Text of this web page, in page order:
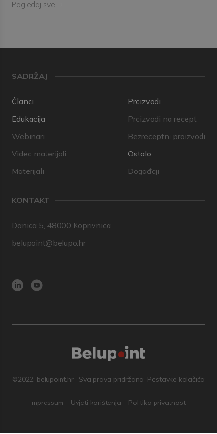
Pogledaj sve
SADRŽAJ
Članci
Edukacija
Webinari
Video materijali
Materijali
Proizvodi
Proizvodi na recept
Bezreceptni proizvodi
Ostalo
Događaji
KONTAKT
Danica 5, 48000 Koprivnica
belupoint@belupo.hr
©2022. belupoint.hr · Sva prava pridržana ·Postavke kolačića
Impressum Uvjeti korištenja Politika privatnosti